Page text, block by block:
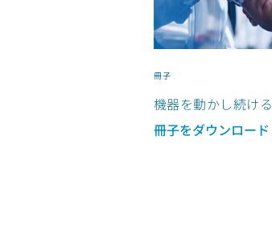
冊子
機器を動かし続ける
冊子をダウンロード